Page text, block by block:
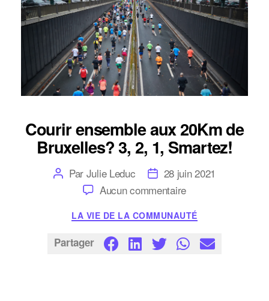
Courir ensemble aux 20Km de
Bruxelles? 3, 2, 1, Smartez!
Auteur
de
l’article
Par Julie Leduc Date
de
l’article
28 juin 2021
Aucun commentairesur
ensemble
aux
de
Bruxelles?
Catégories
LA VIE DE LA COMMUNAUTÉ
Partager